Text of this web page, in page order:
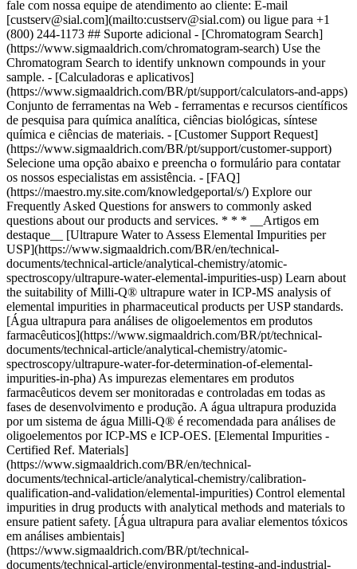
* * * __Artigos em
destaque__ [Ultrapure Water to Assess Elemental Impurities per
USP](https://www.sigmaaldrich.com/BR/en/technical-
documents/technical-article/analytical-chemistry/atomic-
spectroscopy/ultrapure-water-elemental-impurities-usp) Learn about
the suitability of Milli-Q® ultrapure water in ICP-MS analysis of
elemental impurities in pharmaceutical products per USP standards.
[Água ultrapura para análises de oligoelementos em produtos
farmacêuticos](https://www.sigmaaldrich.com/BR/pt/technical-
documents/technical-article/analytical-chemistry/atomic-
spectroscopy/ultrapure-water-for-determination-of-elemental-
impurities-in-pha) As impurezas elementares em produtos
farmacêuticos devem ser monitoradas e controladas em todas as
fases de desenvolvimento e produção. A água ultrapura produzida
por um sistema de água Milli-Q® é recomendada para análises de
oligoelementos por ICP-MS e ICP-OES. [Elemental Impurities -
Certified Ref. Materials]
(https://www.sigmaaldrich.com/BR/en/technical-
documents/technical-article/analytical-chemistry/calibration-
qualification-and-validation/elemental-impurities) Control elemental
impurities in drug products with analytical methods and materials to
ensure patient safety. [Água ultrapura para avaliar elementos tóxicos
em análises ambientais]
(https://www.sigmaaldrich.com/BR/pt/technical-
documents/technical-article/environmental-testing-and-industrial-